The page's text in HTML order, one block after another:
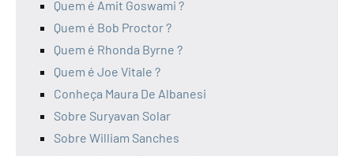
Quem é Amit Goswami ?
Quem é Bob Proctor ?
Quem é Rhonda Byrne ?
Quem é Joe Vitale ?
Conheça Maura De Albanesi
Sobre Suryavan Solar
Sobre William Sanches